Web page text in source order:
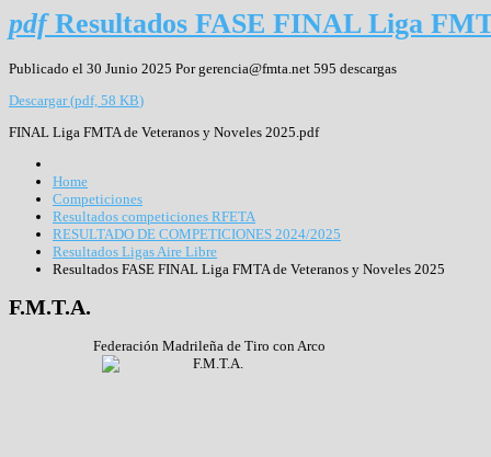
pdf Resultados FASE FINAL Liga
Publicado el 30 Junio 2025 Porgerencia@fmta.net 595 descargas
Descargar(pdf, 58 KB)
FINAL Liga FMTA de Veteranos y Noveles 2025.pdf
Home
Competiciones
Resultados competiciones RFETA
RESULTADO DE COMPETICIONES 2024/2025
Resultados Ligas Aire Libre
Resultados FASE FINAL Liga FMTA de Veteranos y Noveles 2025
F.M.T.A.
Federación Madrileña de Tiro con Arco